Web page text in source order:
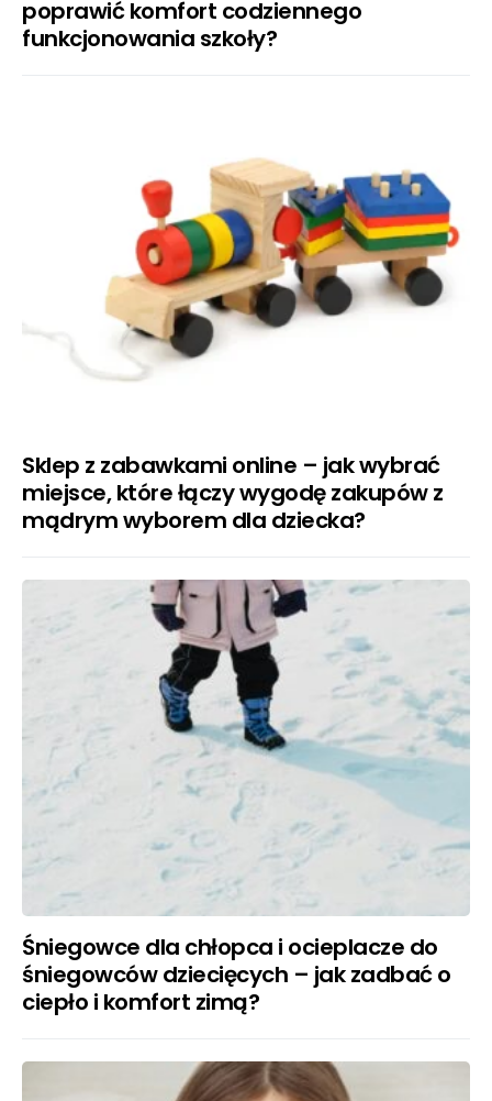
poprawić komfort codziennego
funkcjonowania szkoły?
Sklep z zabawkami online – jak wybrać
miejsce, które łączy wygodę zakupów z
mądrym wyborem dla dziecka?
Śniegowce dla chłopca i ocieplacze do
śniegowców dziecięcych – jak zadbać o
ciepło i komfort zimą?